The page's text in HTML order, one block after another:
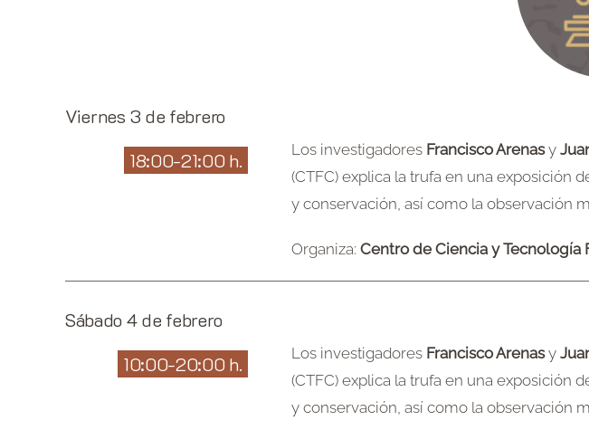
Viernes 3 de febrero
18:00-21:00 h.
Los investigadores Francisco Arenasy
(CTFC) explica la trufa en una exposición
y conservación, así como la observación
Organiza: Centro de Ciencia y Tecnología
Sábado 4 de febrero
10:00-20:00 h.
Los investigadores Francisco Arenasy
(CTFC) explica la trufa en una exposición
y conservación, así como la observación